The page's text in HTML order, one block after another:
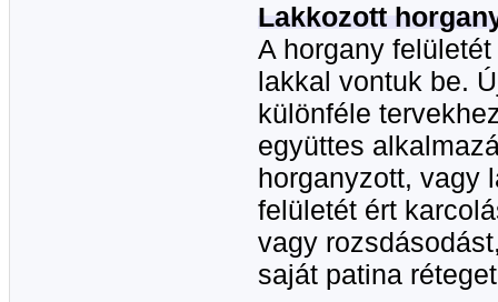
Lakkozott
A horgany
lakkal vontuk be.
különféle
együttes
horganyzott, vagy
felületét ért
vagy
saját patina